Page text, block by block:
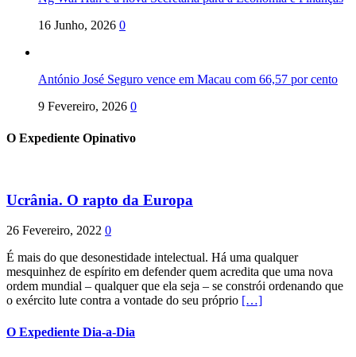
16 Junho, 2026 0
António José Seguro vence em Macau com 66,57 por cento
9 Fevereiro, 2026 0
O Expediente Opinativo
Ucrânia. O rapto da Europa
26 Fevereiro, 2022 0
É mais do que desonestidade intelectual. Há uma qualquer
mesquinhez de espírito em defender quem acredita que uma nova
ordem mundial – qualquer que ela seja – se constrói ordenando que
o exército lute contra a vontade do seu próprio […]
O Expediente Dia-a-Dia